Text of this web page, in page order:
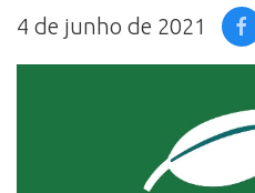
4 de junho de 2021